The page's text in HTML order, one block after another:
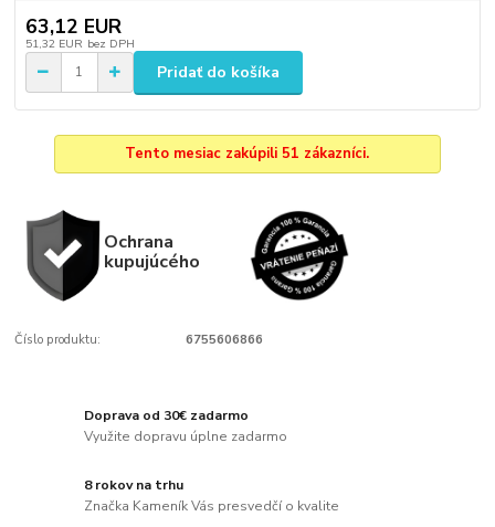
63,12 EUR
51,32 EUR bez DPH
Pridať do košíka
Tento mesiac zakúpili 51 zákazníci.
Ochrana
kupujúcého
Číslo produktu: 6755606866
Doprava od 30€ zadarmo
Využite dopravu úplne zadarmo
8 rokov na trhu
Značka Kameník Vás presvedčí o kvalite